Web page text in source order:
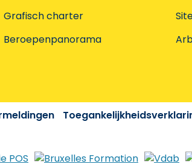
Grafisch charter
Beroepenpanorama